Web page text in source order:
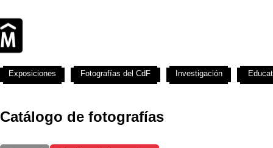
Catálogo de fotografías
Exposiciones Fotografías del CdF Investigación